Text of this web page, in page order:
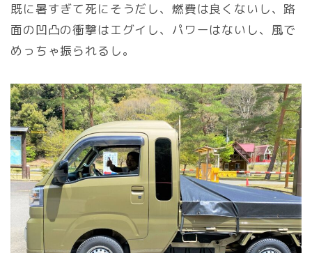
既に暑すぎて死にそうだし、燃費は良くないし、路
面の凹凸の衝撃はエグイし、パワーはないし、風で
めっちゃ振られるし。